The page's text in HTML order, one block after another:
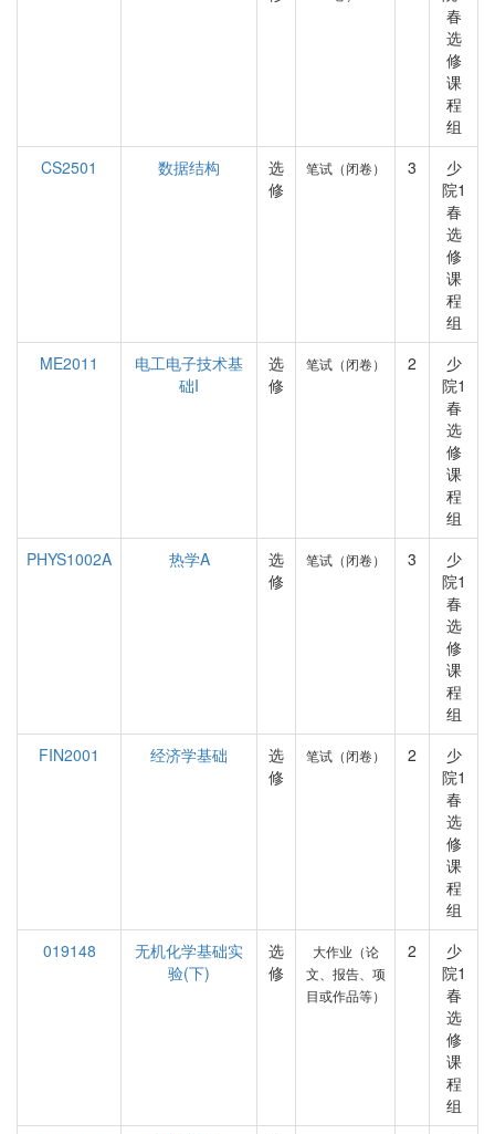
春
选
修
课
程
组
CS2501
数据结构
选
修
笔试（闭卷） 3
少
院1
春
选
修
课
程
组
ME2011
电工电子技术基
础I
选
修
笔试（闭卷） 2
少
院1
春
选
修
课
程
组
PHYS1002A
热学A
选
修
笔试（闭卷） 3
少
院1
春
选
修
课
程
组
FIN2001
经济学基础
选
修
笔试（闭卷） 2
少
院1
春
选
修
课
程
组
019148
无机化学基础实
验(下)
选
修
大作业（论
文、报告、项
目或作品等）
2
少
院1
春
选
修
课
程
组